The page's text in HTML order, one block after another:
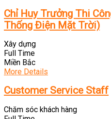
Chỉ Huy Trưởng Thi
Thống Điện Mặt Trời)
Xây dựng
Full Time
Miền Bắc
More Details
Customer Service Staff
Chăm sóc khách hàng